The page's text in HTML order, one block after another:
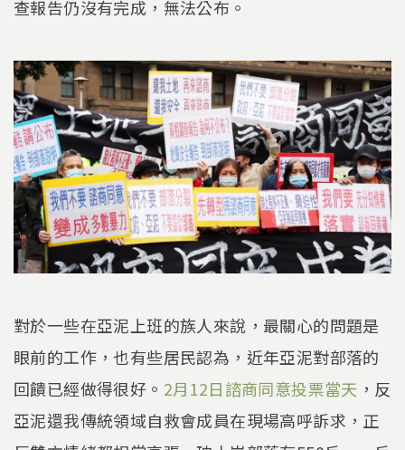
查報告仍沒有完成，無法公布。
對於一些在亞泥上班的族人來說，最關心的問題是
眼前的工作，也有些居民認為，近年亞泥對部落的
回饋已經做得很好。 2月12日諮商同意投票當天 ，反
亞泥還我傳統領域自救會成員在現場高呼訴求，正